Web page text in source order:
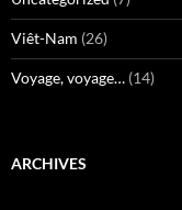
Viêt-Nam (26)
Voyage, voyage… (14)
ARCHIVES